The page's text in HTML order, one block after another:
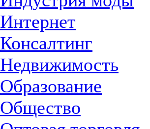
Интернет
Консалтинг
Недвижимость
Образование
Общество